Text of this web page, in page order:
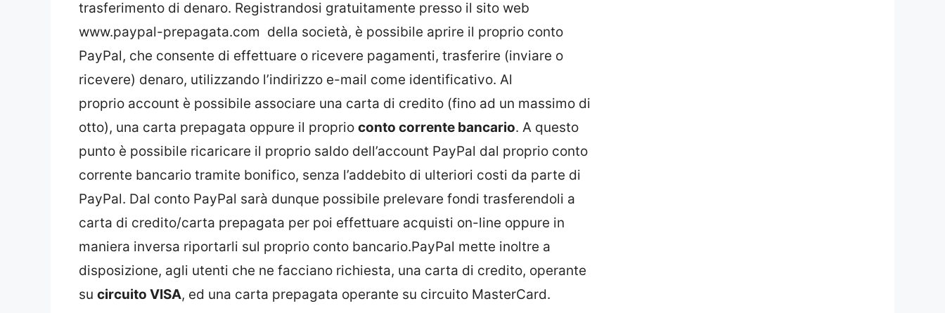
trasferimento di denaro. Registrandosi gratuitamente presso il sito web
www.paypal-prepagata.com della società, è possibile aprire il proprio conto
PayPal, che consente di effettuare o ricevere pagamenti, trasferire (inviare o
ricevere) denaro, utilizzando l’indirizzo e-mail come identificativo. Al
proprio account è possibile associare una carta di credito (fino ad un massimo di
otto), una carta prepagata oppure il proprio conto corrente bancario. A questo
punto è possibile ricaricare il proprio saldo dell’account PayPal dal proprio conto
corrente bancario tramite bonifico, senza l’addebito di ulteriori costi da parte di
PayPal. Dal conto PayPal sarà dunque possibile prelevare fondi trasferendoli a
carta di credito/carta prepagata per poi effettuare acquisti on-line oppure in
maniera inversa riportarli sul proprio conto bancario.PayPal mette inoltre a
disposizione, agli utenti che ne facciano richiesta, una carta di credito, operante
su circuito VISA, ed una carta prepagata operante su circuito MasterCard.